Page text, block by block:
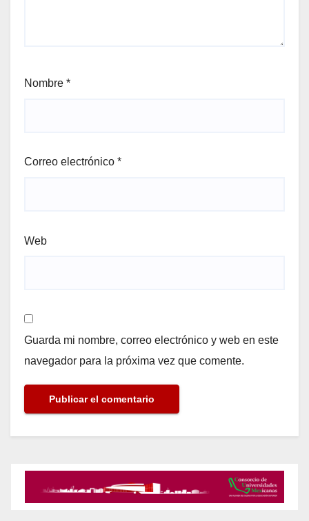
Nombre *
Correo electrónico *
Web
Guarda mi nombre, correo electrónico y web en este
navegador para la próxima vez que comente.